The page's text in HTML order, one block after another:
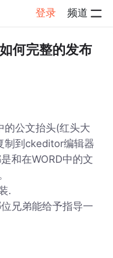
登录 频道
详情
何完整的发布
公文抬头(红头大
制到ckeditor编辑器
和在WORD中的文
.
兄弟能给予指导一